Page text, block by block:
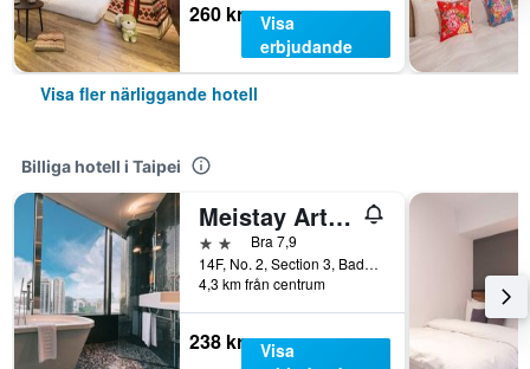
260 kr
Visa
erbjudande
Visa fler närliggande hotell
Billiga hotell i Taipei
Meistay Art Gallery Hotel
2 stjärnorBra 7,9
14F, No. 2, Section 3, Bade Road, Taipei, Taiwan
4,3 km från centrum
238 kr
Visa